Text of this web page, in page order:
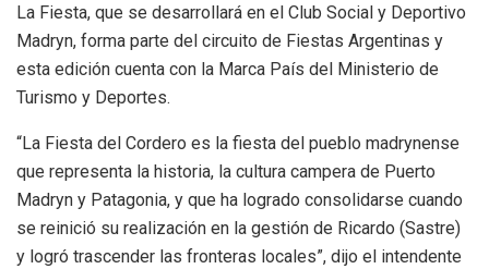
La Fiesta, que se desarrollará en el Club Social y Deportivo
Madryn, forma parte del circuito de Fiestas Argentinas y
esta edición cuenta con la Marca País del Ministerio de
Turismo y Deportes.
“La Fiesta del Cordero es la fiesta del pueblo madrynense
que representa la historia, la cultura campera de Puerto
Madryn y Patagonia, y que ha logrado consolidarse cuando
se reinició su realización en la gestión de Ricardo (Sastre)
y logró trascender las fronteras locales”, dijo el intendente